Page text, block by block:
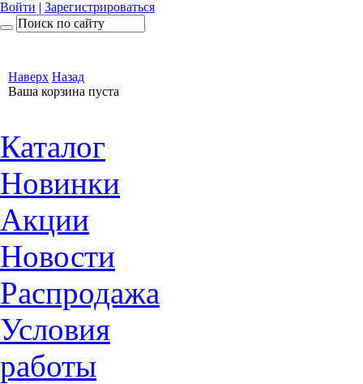
Войти | Зарегистрироваться
Наверх Назад
Ваша корзина пуста
Каталог
Новинки
Акции
Новости
Распродажа
Условия
работы